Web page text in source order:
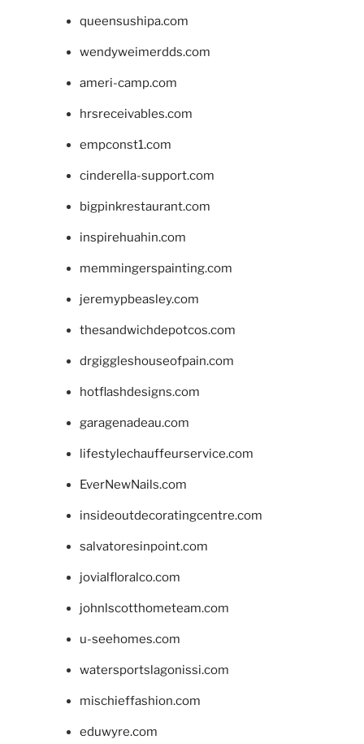
queensushipa.com
wendyweimerdds.com
ameri-camp.com
hrsreceivables.com
empconst1.com
cinderella-support.com
bigpinkrestaurant.com
inspirehuahin.com
memmingerspainting.com
jeremypbeasley.com
thesandwichdepotcos.com
drgiggleshouseofpain.com
hotflashdesigns.com
garagenadeau.com
lifestylechauffeurservice.com
EverNewNails.com
insideoutdecoratingcentre.com
salvatoresinpoint.com
jovialfloralco.com
johnlscotthometeam.com
u-seehomes.com
watersportslagonissi.com
mischieffashion.com
eduwyre.com